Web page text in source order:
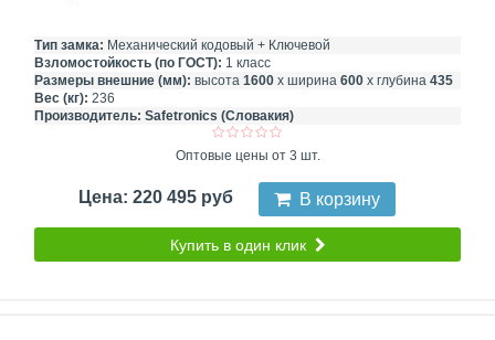
Тип замка: Механический кодовый + Ключевой
Взломостойкость (по ГОСТ): 1 класс
Размеры внешние (мм): высота 1600 х ширина 600 х глубина 435
Вес (кг): 236
Производитель: Safetronics (Словакия)
Оптовые цены от 3 шт.
Цена: 220 495 руб В корзину
Купить в один клик